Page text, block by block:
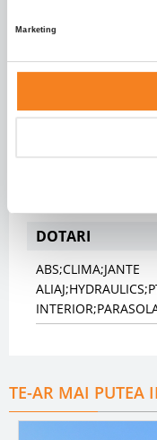
MarketingTip caroserie
Info caroserie
CABINA
DOTARI
ABS;CLIMA;JANTE
TE-AR MAI PUTEA